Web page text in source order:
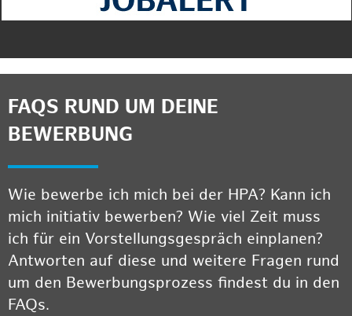
FAQS RUND UM DEINE
BEWERBUNG
Wie bewerbe ich mich bei der HPA? Kann ich
mich initiativ bewerben? Wie viel Zeit muss
ich für ein Vorstellungsgespräch einplanen?
Antworten auf diese und weitere Fragen rund
um den Bewerbungsprozess findest du in den
FAQs.